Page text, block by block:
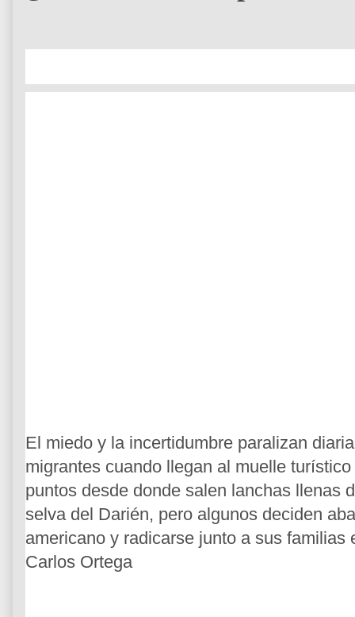
El miedo y la incertidumbre paralizan
migrantes cuando llegan al muelle
puntos desde donde salen lanchas llenas
selva del Darién, pero algunos deciden
americano y radicarse junto a sus familias
Carlos Ortega